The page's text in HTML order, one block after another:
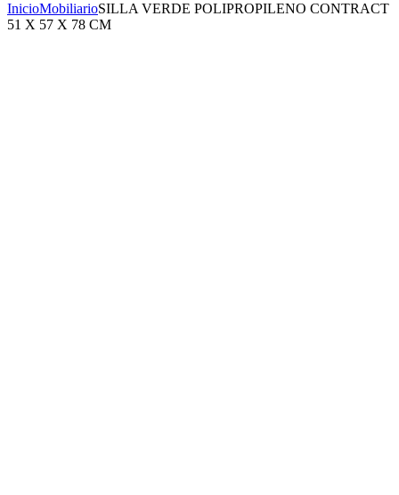
InicioMobiliarioSILLA VERDE POLIPROPILENO CONTRACT
51 X 57 X 78 CM